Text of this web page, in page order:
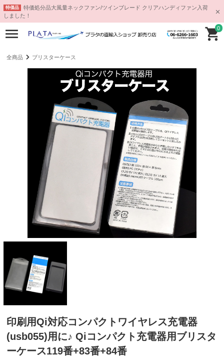
特価品
特価処分品大風量ネックファン/ツインブレード クリアハンディファン入荷
しました！
0
全商品 ブリスターケース
印刷用Qi対応コンパクトワイヤレス充電器
(usb055)用に♪ Qiコンパクト充電器用ブリスタ
ーケース119番+83番+84番